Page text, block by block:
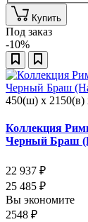
Купить
Под заказ
-10%
450(ш) x 2150(в)
Коллекция
Черный Браш
22 937 ₽
25 485 ₽
Вы экономите
2548 ₽